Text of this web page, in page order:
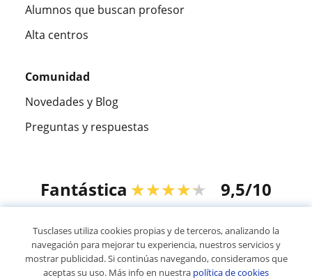
Alumnos que buscan profesor
Alta centros
Comunidad
Novedades y Blog
Preguntas y respuestas
Fantástica ★★★★★ 9,5/10
© 2007 - 2026 Tusclases.co
Tusclases utiliza cookies propias y de terceros, analizando la
navegación para mejorar tu experiencia, nuestros servicios y
mostrar publicidad. Si continúas navegando, consideramos que
aceptas su uso. Más info en nuestra política de cookies